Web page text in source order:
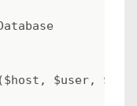
$user,